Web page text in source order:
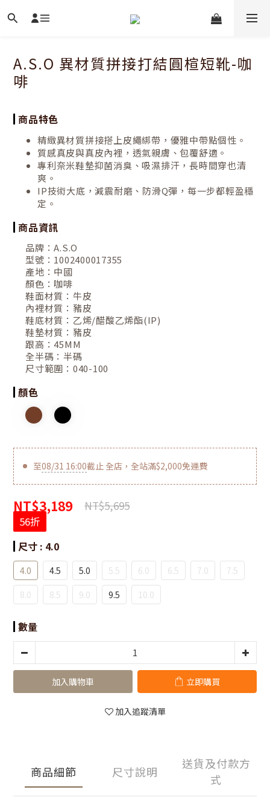
A.S.O 異材質拼接打結圓楦短靴-咖
啡
商品特色
精緻異材質拼接搭上皮繩綁帶，優雅中帶點個性。
質感真皮與真皮內裡，透氣親膚、包覆舒適。
專利奈米鞋墊抑菌消臭、吸濕排汗，長時間穿也清
爽。
IP技術大底，減震耐磨、防滑Q彈，每一步都輕盈穩
定。
商品資訊
品牌：A.S.O
型號： 1002400017355
產地： 中國
顏色：咖啡
鞋面材質： 牛皮
內裡材質： 豬皮
鞋底材質： 乙烯/醋酸乙烯酯(IP)
鞋墊材質： 豬皮
跟高：45MM
全半碼： 半碼
尺寸範圍： 040-100
顏色
至08/31 16:00截止 全店，全站滿$2,000免運費
NT$3,189 NT$5,695
56折
尺寸 : 4.0
4.0 4.5 5.0 5.5 6.0 6.5 7.0
7.5
8.0
8.5 9.0 9.5 10.0
數量
加入購物車 立即購買
加入追蹤清單
商品細節 尺寸說明
送貨及付款方
式